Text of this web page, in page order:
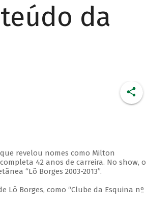
da
revelou nomes como Milton
42 anos de carreira. No show, o
“Lô Borges 2003-2013”.
Lô Borges, como “Clube da Esquina nº